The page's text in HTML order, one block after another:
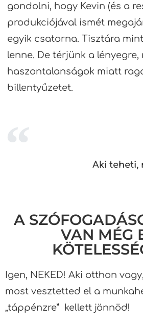
gondolni, hogy Kevin (és a
produkciójával ismét
egyik csatorna. Tisztára
lenne. De térjünk a
haszontalanságok miatt
billentyűzetet.
Aki teheti,
A
VAN MÉG
Igen, NEKED! Aki otthon
most vesztetted el a
„táppénzre” kellett jönnöd!